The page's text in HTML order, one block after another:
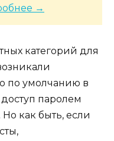
→
категорий для
по умолчанию в
паролем
как быть, если